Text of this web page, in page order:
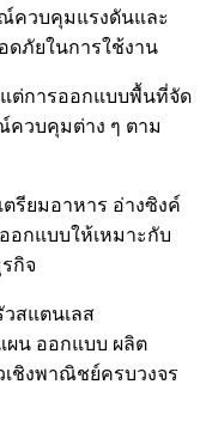
ควบคุมแรงดันและ
ดภัยในการใช้งาน
ต่การออกแบบพื้นที่จัด
ควบคุมต่าง ๆ ตาม
รียมอาหาร อ่างซิงค์
อกแบบให้เหมาะกับ
กิจ
วสแตนเลส
ผน ออกแบบ ผลิต
ชิงพาณิชย์ครบวงจร